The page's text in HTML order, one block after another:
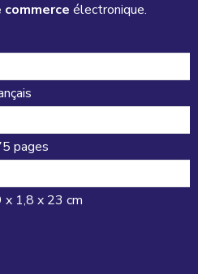
électronique.
pages
x 1,8 x 23 cm